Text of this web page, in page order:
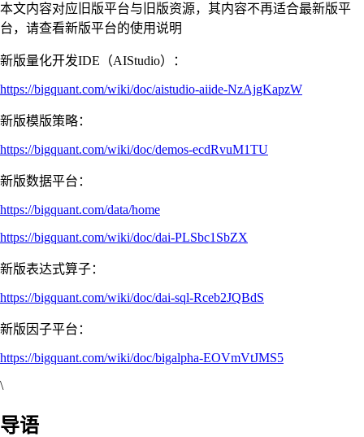
本文内容对应旧版平台与旧版资源，其内容不再适合最新版平
台，请查看新版平台的使用说明
新版量化开发IDE（AIStudio）：
https://bigquant.com/wiki/doc/aistudio-aiide-NzAjgKapzW
新版模版策略：
https://bigquant.com/wiki/doc/demos-ecdRvuM1TU
新版数据平台：
https://bigquant.com/data/home
https://bigquant.com/wiki/doc/dai-PLSbc1SbZX
新版表达式算子：
https://bigquant.com/wiki/doc/dai-sql-Rceb2JQBdS
新版因子平台：
https://bigquant.com/wiki/doc/bigalpha-EOVmVtJMS5
\
导语